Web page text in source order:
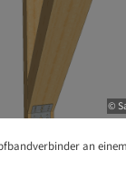
©
an